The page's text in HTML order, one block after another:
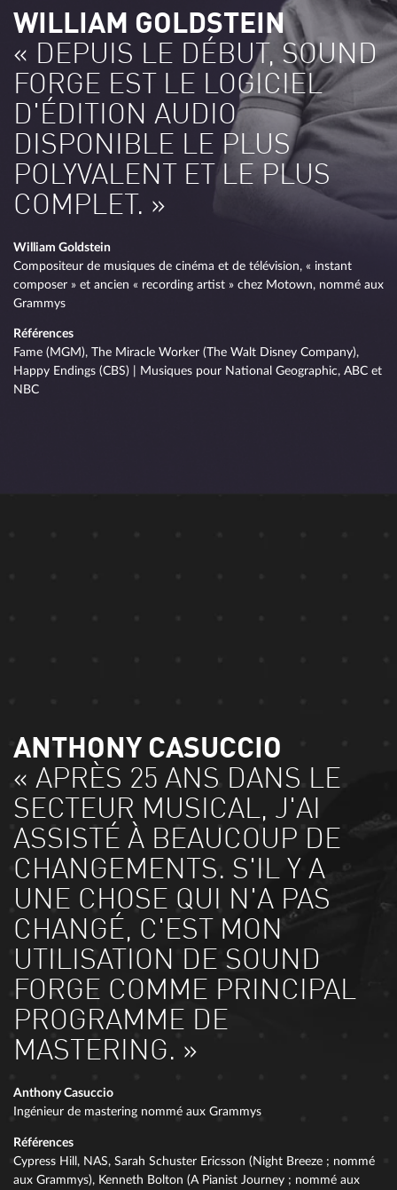
WILLIAM GOLDSTEIN
« DEPUIS LE DÉBUT, SOUND
FORGE EST LE LOGICIEL
D'ÉDITION AUDIO
DISPONIBLE LE PLUS
POLYVALENT ET LE PLUS
COMPLET. »
William Goldstein
Compositeur de musiques de cinéma et de télévision, « instant
composer » et ancien « recording artist » chez Motown, nommé aux
Grammys
Références
Fame (MGM), The Miracle Worker (The Walt Disney Company),
Happy Endings (CBS) | Musiques pour National Geographic, ABC et
NBC
ANTHONY CASUCCIO
« APRÈS 25 ANS DANS LE
SECTEUR MUSICAL, J'AI
ASSISTÉ À BEAUCOUP DE
CHANGEMENTS. S'IL Y A
UNE CHOSE QUI N'A PAS
CHANGÉ, C'EST MON
UTILISATION DE SOUND
FORGE COMME PRINCIPAL
PROGRAMME DE
MASTERING. »
Anthony Casuccio
Ingénieur de mastering nommé aux Grammys
Références
Cypress Hill, NAS, Sarah Schuster Ericsson (Night Breeze ; nommé
aux Grammys), Kenneth Bolton (A Pianist Journey ; nommé aux